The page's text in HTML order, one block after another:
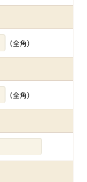
（全角）
（全角）